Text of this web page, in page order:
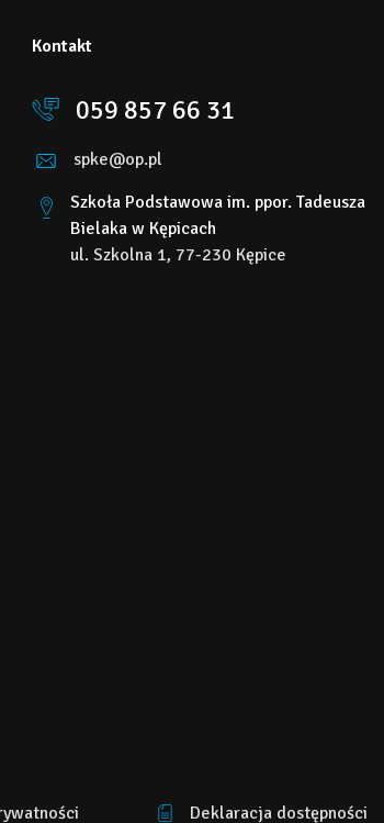
Kontakt
059 857 66 31
spke@op.pl
Szkoła Podstawowa im. ppor. Tadeusza
Bielaka w Kępicach
ul. Szkolna 1, 77-230 Kępice
Deklaracja dostępności